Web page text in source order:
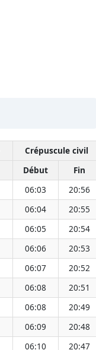
Crépuscule civil
Début Fin
06:03 20:56
06:04 20:55
06:05 20:54
06:06 20:53
06:07 20:52
06:08 20:51
06:08 20:49
06:09 20:48
06:10 20:47